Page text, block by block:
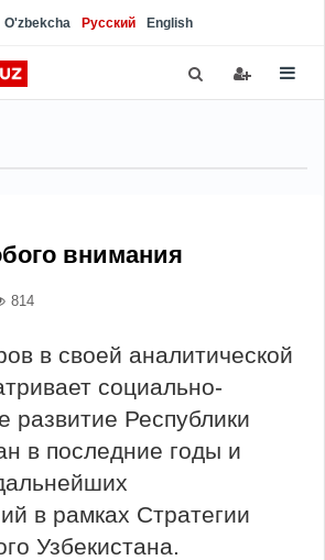
O'zbekcha Русский English
внимания
814
в своей аналитической
социально-
развитие Республики
в последние годы и
в рамках Стратегии
Узбекистана.